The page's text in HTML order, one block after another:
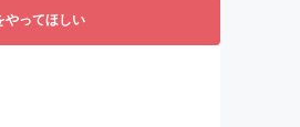
やってほしい